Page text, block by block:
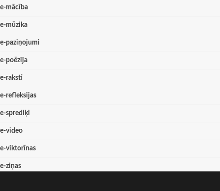
e-mācība
e-mūzika
e-paziņojumi
e-poēzija
e-raksti
e-refleksijas
e-sprediķi
e-video
e-viktorīnas
e-ziņas